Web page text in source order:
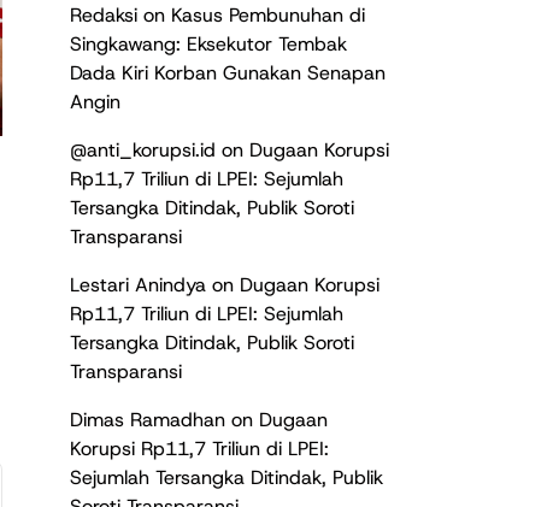
Redaksi on Kasus Pembunuhan di
Singkawang: Eksekutor Tembak
Dada Kiri Korban Gunakan Senapan
Angin
@anti_korupsi.id on Dugaan Korupsi
Rp11,7 Triliun di LPEI: Sejumlah
Tersangka Ditindak, Publik Soroti
Transparansi
Lestari Anindya on Dugaan Korupsi
Rp11,7 Triliun di LPEI: Sejumlah
Tersangka Ditindak, Publik Soroti
Transparansi
Dimas Ramadhan on Dugaan
Korupsi Rp11,7 Triliun di LPEI:
Sejumlah Tersangka Ditindak, Publik